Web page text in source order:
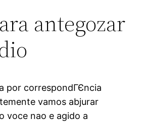
antegozar
vamos abjurar
voce nao e agido a